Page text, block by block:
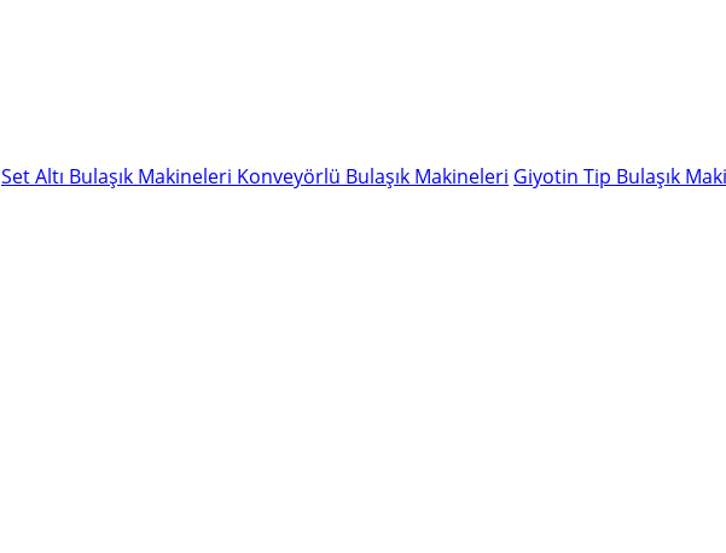
Set Altı Bulaşık Makineleri Konveyörlü Bulaşık Makineleri Giyotin Tip Bulaşık